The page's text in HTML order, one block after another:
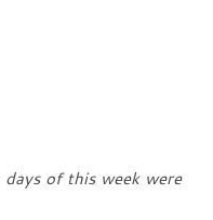
of this week were